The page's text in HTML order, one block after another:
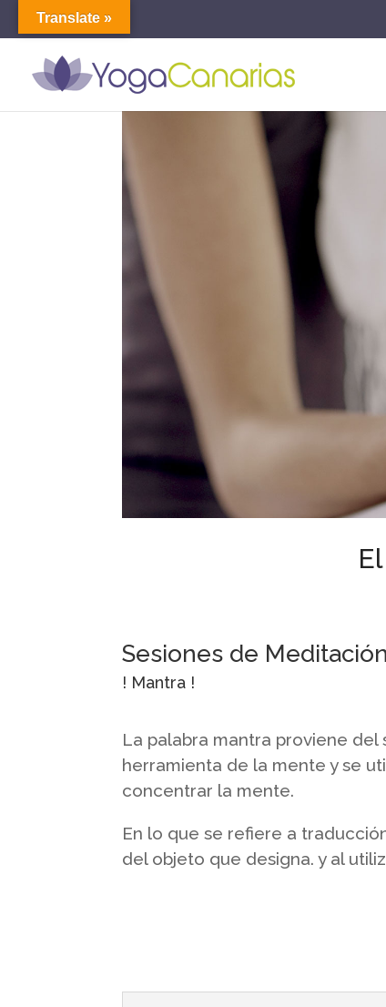
Sesiones de
! Mantra !
La palabra mantra proviene del
herramienta de la mente y se
concentrar la mente.
En lo que se refiere a
del objeto que designa. y al
Translate »